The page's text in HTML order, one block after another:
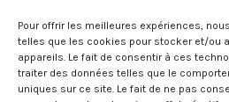
Pour offrir les meilleures expériences,
telles que les cookies pour stocker et/ou
appareils. Le fait de consentir à ces
traiter des données telles que le
uniques sur ce site. Le fait de ne pas